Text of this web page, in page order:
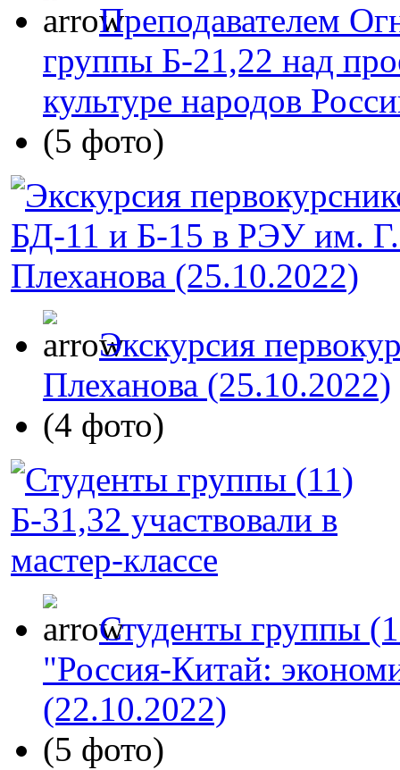
Преподавателем
группы Б-21,22 над
культуре народов
(5 фото)
Экскурсия
Плеханова (25.10.2022)
(4 фото)
Студенты группы
"Россия-Китай:
(22.10.2022)
(5 фото)